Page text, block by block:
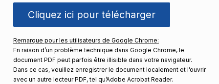
Cliquez ici pour télécharger
Remarque pour les utilisateurs de Google Chrome:
En raison d’un problème technique dans Google Chrome, le
document PDF peut parfois être illisible dans votre navigateur.
Dans ce cas, veuillez enregistrer le document localement et l’ouvrir
avec un autre lecteur PDF, tel qu’Adobe Acrobat Reader.